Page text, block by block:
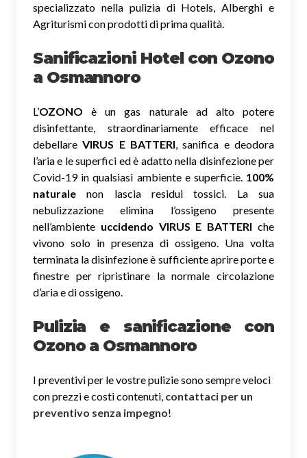
specializzato nella pulizia di Hotels, Alberghi e
Agriturismi con prodotti di prima qualità.
Sanificazioni Hotel con Ozono
a Osmannoro
L’OZONO è un gas naturale ad alto potere
disinfettante, straordinariamente efficace nel
debellareVIRUS E BATTERI, sanifica e deodora
l’aria e le superfici ed è adatto nella disinfezione per
Covid-19 in qualsiasi ambiente e superficie. 100%
naturale non lascia residui tossici. La sua
nebulizzazione elimina l’ossigeno presente
nell’ambiente uccidendo VIRUS E BATTERI che
vivono solo in presenza di ossigeno. Una volta
terminata la disinfezione è sufficiente aprire porte e
finestre per ripristinare la normale circolazione
d’aria e di ossigeno.
Pulizia e sanificazione con
Ozono a Osmannoro
I preventivi per le vostre pulizie sono sempre veloci
con prezzi e costi contenuti, contattaci per un
preventivo senza impegno!